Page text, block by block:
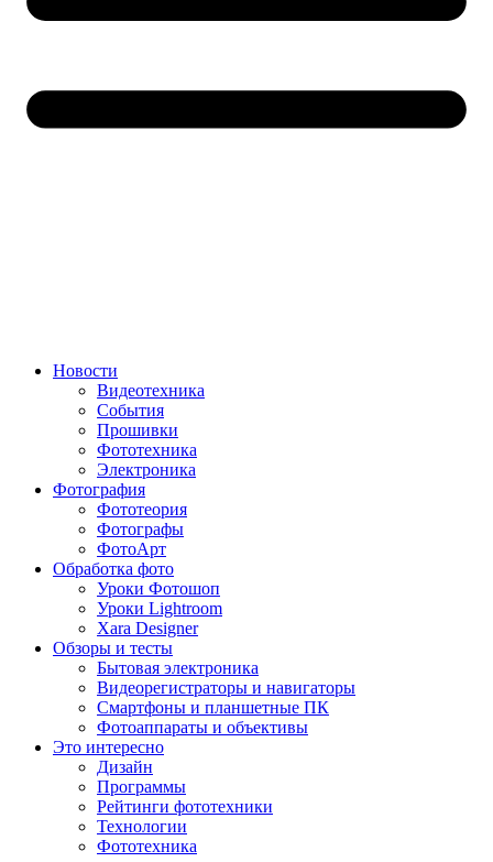
Новости
Видеотехника
События
Прошивки
Фототехника
Электроника
Фотография
Фототеория
Фотографы
ФотоАрт
Обработка фото
Уроки Фотошоп
Уроки Lightroom
Xara Designer
Обзоры и тесты
Бытовая электроника
Видеорегистраторы и навигаторы
Смартфоны и планшетные ПК
Фотоаппараты и объективы
Это интересно
Дизайн
Программы
Рейтинги фототехники
Технологии
Фототехника